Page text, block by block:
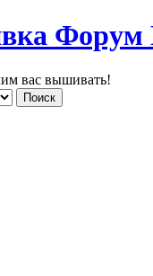
вас вышивать!